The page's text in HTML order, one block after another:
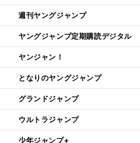
週刊ヤングジャンプ
ヤングジャンプ定期購読デジタル
ヤンジャン！
となりのヤングジャンプ
グランドジャンプ
ウルトラジャンプ
少年ジャンプ+